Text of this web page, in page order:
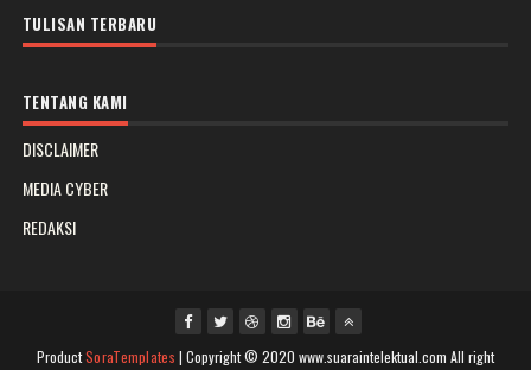
TULISAN TERBARU
TENTANG KAMI
DISCLAIMER
MEDIA CYBER
REDAKSI
ProductSoraTemplates | Copyright © 2020 www.suaraintelektual.com All right